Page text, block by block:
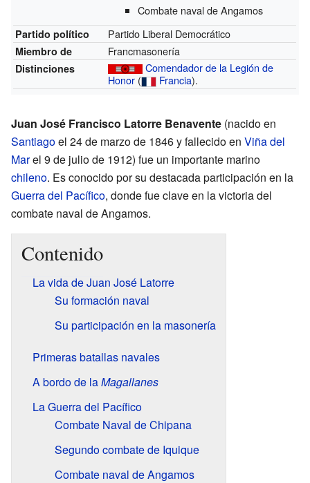
Combate naval de Angamos
Partido político Partido Liberal Democrático
Miembro de Francmasonería
Distinciones
Comendador de la Legión de
Honor ( Francia).
Juan José Francisco Latorre Benavente (nacido en
Santiagoel 24 de marzo de 1846 y fallecido en Viña del
Marel 9 de julio de 1912) fue un importante marino
chileno. Es conocido por su destacada participación en la
Guerra del Pacífico, donde fue clave en la victoria del
combate naval de Angamos.
Contenido
La vida de Juan José Latorre
Su formación naval
Su participación en la masonería
Primeras batallas navales
A bordo de laMagallanes
La Guerra del Pacífico
Combate Naval de Chipana
Segundo combate de Iquique
Combate naval de Angamos